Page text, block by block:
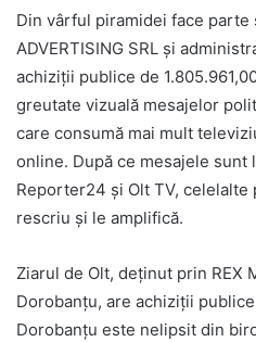
Din vârful piramidei face parte
ADVERTISING SRL și
achiziții publice de
greutate vizuală mesajelor
care consumă mai mult
online. După ce mesajele sunt
Reporter24 și Olt TV,
rescriu și le amplifică.
Ziarul de Olt, deținut prin REX
Dorobanțu, are achiziții
Dorobanțu este nelipsit din